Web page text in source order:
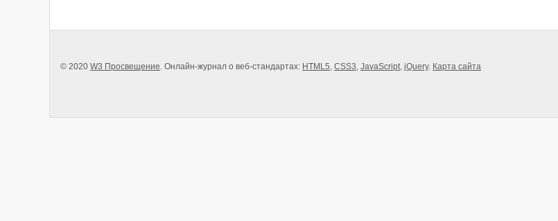
© 2020 W3 Просвещение. Онлайн-журнал о веб-стандартах: HTML5, CSS3, JavaScript, jQuery. Карта сайта